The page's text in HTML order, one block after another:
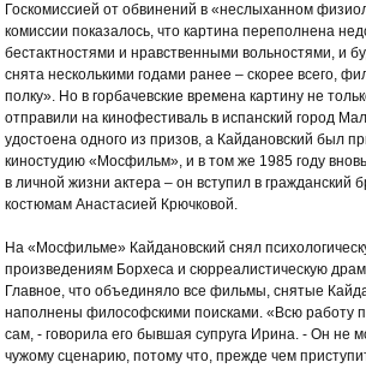
Госкомиссией от обвинений в «неслыханном
комиссии показалось, что картина переполнена
бестактностями и нравственными вольностями, и
снята несколькими годами ранее – скорее всего,
полку». Но в горбачевские времена картину не
отправили на кинофестиваль в испанский город
удостоена одного из призов, а Кайдановский был
киностудию «Мосфильм», и в том же 1985 году
в личной жизни актера – он вступил в гражданский
костюмам Анастасией Крючковой.
На «Мосфильме» Кайдановский снял
произведениям Борхеса и сюрреалистическую
Главное, что объединяло все фильмы, снятые
наполнены философскими поисками. «Всю работу
сам, - говорила его бывшая супруга Ирина. - Он не
чужому сценарию, потому что, прежде чем